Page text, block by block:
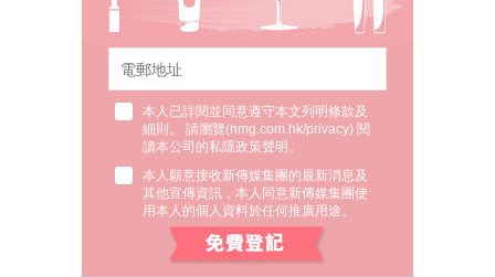
本人已詳閱並同意遵守本文列明條款及
細則。 請瀏覽(nmg.com.hk/privacy) 閱
讀本公司的私隱政策聲明。
本人願意接收新傳媒集團的最新消息及
其他宣傳資訊，本人同意新傳媒集團使
用本人的個人資料於任何推廣用途。